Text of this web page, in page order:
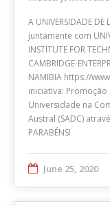
A UNIVERSIDADE
juntamente com
INSTITUTE FOR
CAMBRIDGE-
NAMIBIA https://
iniciativa:
Universidade na
Austral (SADC)
PARABÉNS!
June 25, 2020